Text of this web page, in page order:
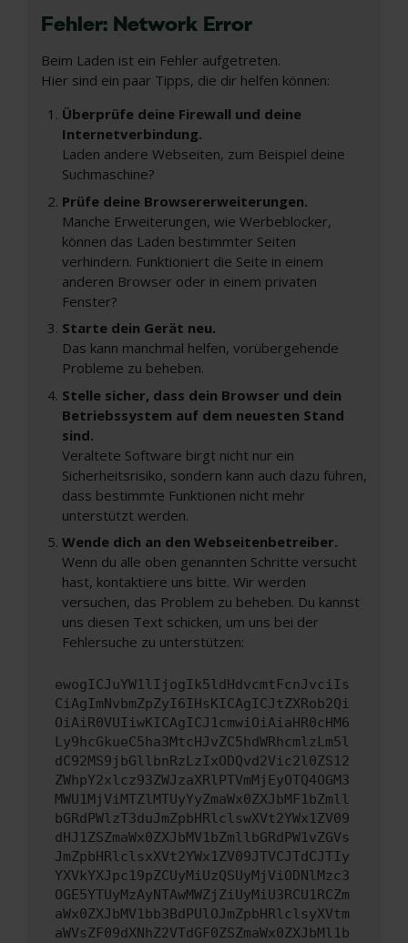
Fehler: Network Error
Beim Laden ist ein Fehler aufgetreten.
Hier sind ein paar Tipps, die dir helfen können:
Überprüfe deine Firewall und deine
Internetverbindung.
Laden andere Webseiten, zum Beispiel deine
Suchmaschine?
Prüfe deine Browsererweiterungen.
Manche Erweiterungen, wie Werbeblocker,
können das Laden bestimmter Seiten
verhindern. Funktioniert die Seite in einem
anderen Browser oder in einem privaten
Fenster?
Starte dein Gerät neu.
Das kann manchmal helfen, vorübergehende
Probleme zu beheben.
Stelle sicher, dass dein Browser und dein
Betriebssystem auf dem neuesten Stand
sind.
Veraltete Software birgt nicht nur ein
Sicherheitsrisiko, sondern kann auch dazu führen,
dass bestimmte Funktionen nicht mehr
unterstützt werden.
Wende dich an den Webseitenbetreiber.
Wenn du alle oben genannten Schritte versucht
hast, kontaktiere uns bitte. Wir werden
versuchen, das Problem zu beheben. Du kannst
uns diesen Text schicken, um uns bei der
Fehlersuche zu unterstützen:
ewogICJuYW1lIjogIk5ldHdvcmtFcnJvciIs
CiAgImNvbmZpZyI6IHsKICAgICJtZXRob2Qi
OiAiR0VUIiwKICAgICJ1cmwiOiAiaHR0cHM6
Ly9hcGkueC5ha3MtcHJvZC5hdWRhcmlzLm5l
dC92MS9jbGllbnRzLzIxODQvd2Vic2l0ZS12
ZWhpY2xlcz93ZWJzaXRlPTVmMjEyOTQ4OGM3
MWU1MjViMTZlMTUyYyZmaWx0ZXJbMF1bZmll
bGRdPWlzT3duJmZpbHRlclswXVt2YWx1ZV09
dHJ1ZSZmaWx0ZXJbMV1bZmllbGRdPW1vZGVs
JmZpbHRlclsxXVt2YWx1ZV09JTVCJTdCJTIy
YXVkYXJpc19pZCUyMiUzQSUyMjViODNlMzc3
OGE5YTUyMzAyNTAwMWZjZiUyMiU3RCU1RCZm
aWx0ZXJbMV1bb3BdPUlOJmZpbHRlclsyXVtm
aWVsZF09dXNhZ2VTdGF0ZSZmaWx0ZXJbMl1b